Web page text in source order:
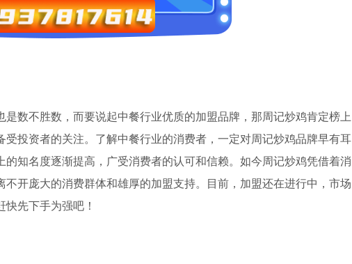
数不胜数，而要说起中餐行业优质的加盟品牌，那周记炒鸡肯定榜上
投资者的关注。了解中餐行业的消费者，一定对周记炒鸡品牌早有耳
的知名度逐渐提高，广受消费者的认可和信赖。如今周记炒鸡凭借着消
开庞大的消费群体和雄厚的加盟支持。目前，加盟还在进行中，市场
先下手为强吧！